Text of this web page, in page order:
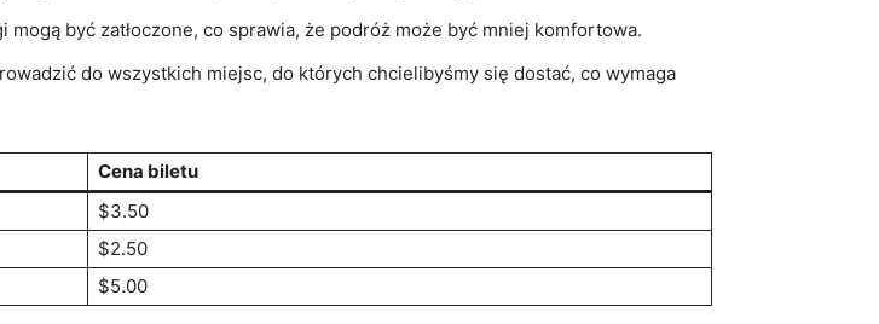
być zatłoczone, co sprawia, że podróż‌ może być ⁢mniej komfortowa.
do wszystkich miejsc, do których chcielibyśmy się dostać, co wymaga
Cena biletu
$3.50
$2.50
$5.00